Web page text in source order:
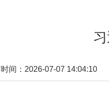
间：2026-07-07 14:04:10